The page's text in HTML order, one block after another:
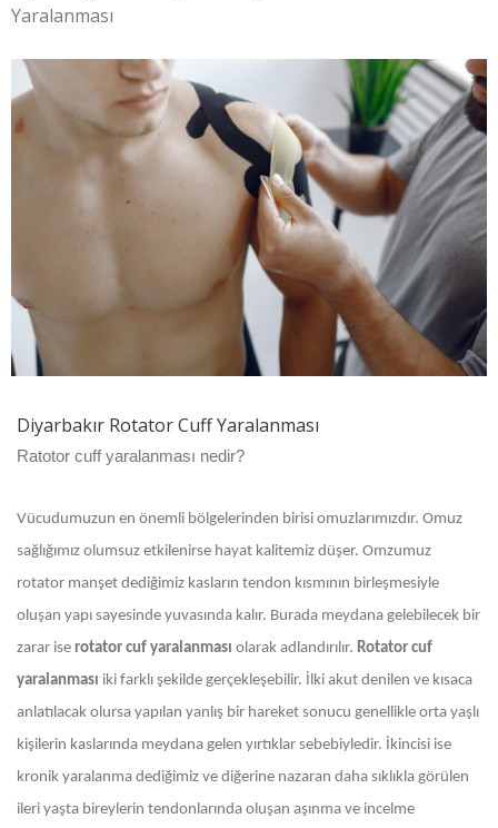
Yaralanması
Diyarbakır Rotator Cuff Yaralanması
Ratotor cuff yaralanması nedir?
Vücudumuzun en önemli bölgelerinden birisi omuzlarımızdır. Omuz
sağlığımız olumsuz etkilenirse hayat kalitemiz düşer. Omzumuz
rotator manşet dediğimiz kasların tendon kısmının birleşmesiyle
oluşan yapı sayesinde yuvasında kalır. Burada meydana gelebilecek bir
zarar ise rotator cuf yaralanması olarak adlandırılır. Rotator cuf
yaralanması iki farklı şekilde gerçekleşebilir. İlki akut denilen ve kısaca
anlatılacak olursa yapılan yanlış bir hareket sonucu genellikle orta yaşlı
kişilerin kaslarında meydana gelen yırtıklar sebebiyledir. İkincisi ise
kronik yaralanma dediğimiz ve diğerine nazaran daha sıklıkla görülen
ileri yaşta bireylerin tendonlarında oluşan aşınma ve incelme